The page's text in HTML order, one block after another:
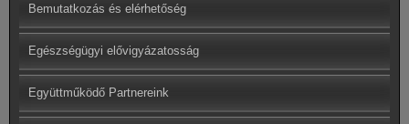
Bemutatkozás és elérhetőség
Egészségügyi elővigyázatosság
Együttműködő Partnereink